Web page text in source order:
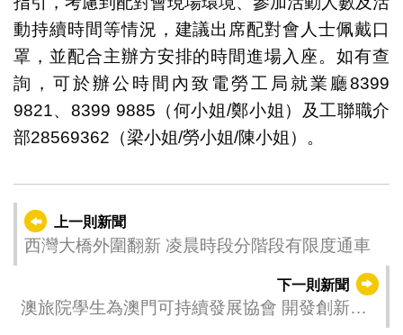
動持續時間等情況，建議出席配對會人士佩戴口
罩，並配合主辦方安排的時間進場入座。如有查
詢，可於辦公時間內致電勞工局就業廳8399
9821、8399 9885（何小姐/鄭小姐）及工聯職介
部28569362（梁小姐/勞小姐/陳小姐）。
上一則新聞
西灣大橋外圍翻新 凌晨時段分階段有限度通車
下一則新聞
澳旅院學生為澳門可持續發展協會 開發創新智